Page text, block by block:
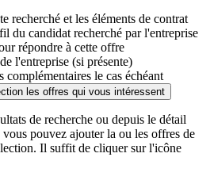
recherché et les éléments de contrat
du candidat recherché par l'entreprise
répondre à cette offre
l'entreprise (si présente)
complémentaires le cas échéant
les offres qui vous intéressent
de recherche ou depuis le détail
pouvez ajouter la ou les offres de
Il suffit de cliquer sur l'icône